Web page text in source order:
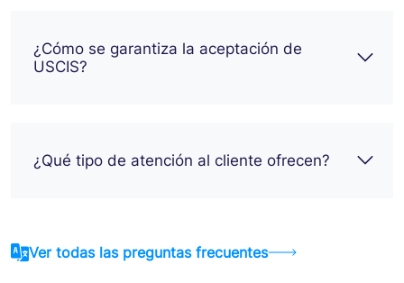
¿Cómo se garantiza la aceptación de
USCIS?
¿Qué tipo de atención al cliente ofrecen?
Ver todas las preguntas frecuentes